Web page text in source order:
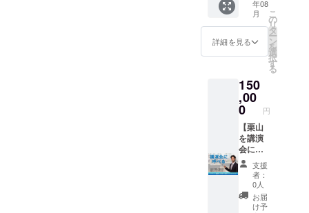
ンライ
（ZOO
M） ＊
降、応
相談 ＊
備考：
・ネッ
ト環
境、ス
マホを
お持ち
であれ
ば誰で
も参加
できま
望され
るお名
前をご
記入く
ナー/リ
ンクの
掲載の
場合は
その旨
もご記
入くだ
さい。
フィッ
トネス
クラブ
や公共
施設に
て常に
礼の
レッス
ンをあ
なたの
町にお
届けし
ます。
「足取
りが軽
くなっ
た」
「これ
パーソ
ナル
セッ
ション
に参加
できる
す。 人
間コン
シェル
ジュと
して日
本中で
活躍し
ている
栗山の
セッ
ション
を受け
年08
月
詳細を見る
こ
の
リ
タ
ー
ン
を
選
択
す
る
150
,00
0 円
【栗山
を講演
会に呼
ぶ権
利】 会
社や団
体の講
演会に
支援
者：
0人
お届
け予